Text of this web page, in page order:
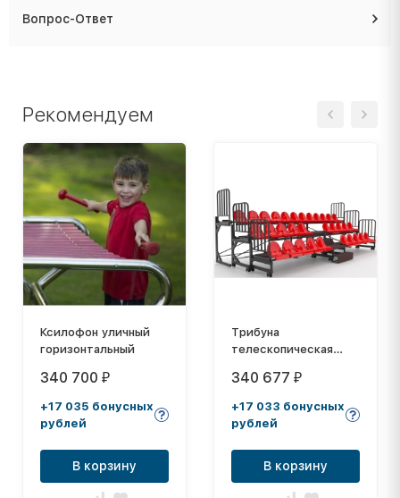
Вопрос-Ответ
Рекомендуем
Ксилофон уличный
горизонтальный
340 700 ₽
+17 035 бонусных
рублей
В корзину
Трибуна
телескопическая
рядная на 32 места
340 677 ₽
+17 033 бонусных
рублей
В корзину